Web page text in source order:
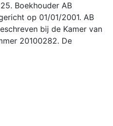
Boekhouder AB
op 01/01/2001. AB
bij de Kamer van
20100282. De